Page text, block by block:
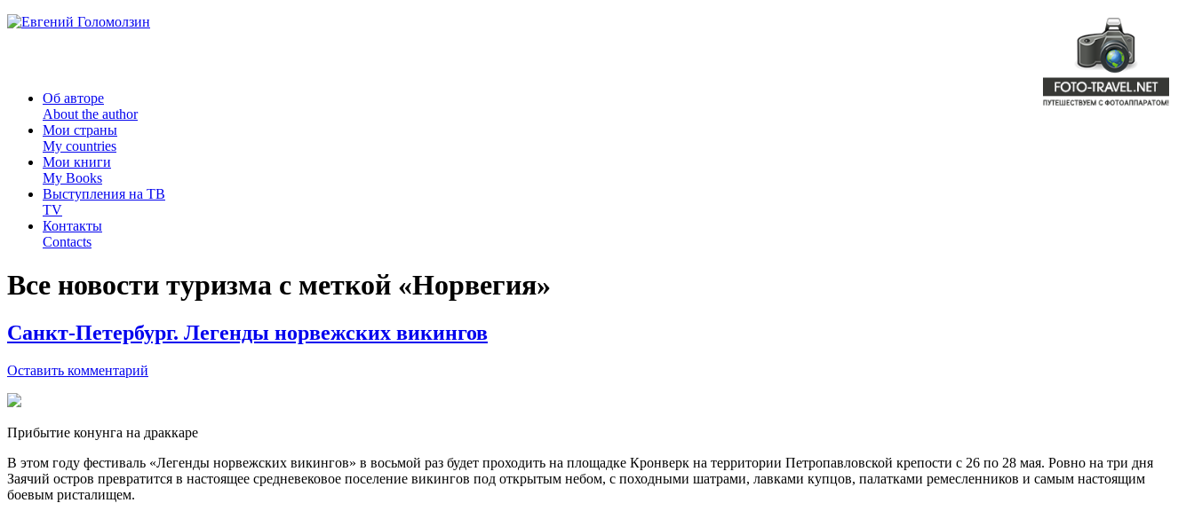
Об авторе
About the author
Мои страны
My countries
Мои книги
My Books
Выступления на ТВ
TV
Контакты
Contacts
Все новости туризма с меткой «Норвегия»
Санкт-Петербург. Легенды норвежских викингов
Оставить комментарий
Прибытие конунга на драккаре
В этом году фестиваль «Легенды норвежских викингов» в восьмой раз будет проходить на площадке Кронверк на территории Петропавловской крепости с 26 по 28 мая. Ровно на три дня
Заячий остров превратится в настоящее средневековое поселение викингов под открытым небом, с походными шатрами, лавками купцов, палатками ремесленников и самым настоящим
боевым ристалищем.